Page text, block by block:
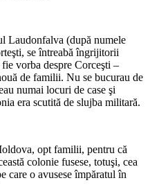
Laudonfalva (după numele
se întreabă îngrijitorii
vorba despre Corceşti –
de familii. Nu se bucurau de
numai locuri de case şi
era scutită de slujba militară.
opt familii, pentru că
colonie fusese, totuşi, cea
care o avusese împăratul în